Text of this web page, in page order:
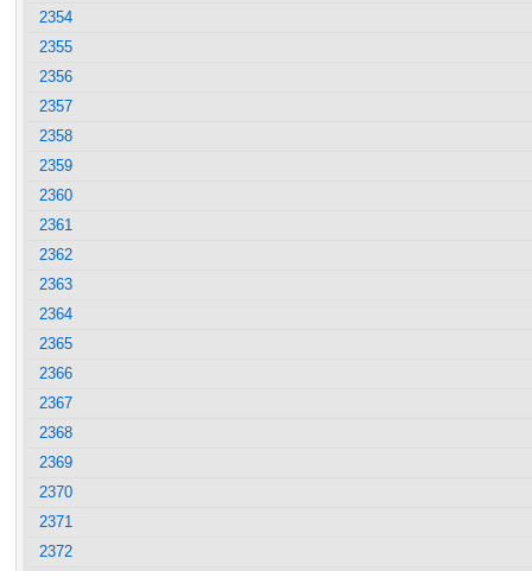
2354
2355
2356
2357
2358
2359
2360
2361
2362
2363
2364
2365
2366
2367
2368
2369
2370
2371
2372